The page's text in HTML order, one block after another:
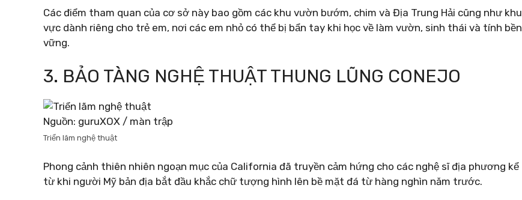
Các điểm tham quan của cơ sở này bao gồm các khu vườn bướm, chim và Địa Trung Hải cũng như khu
vực dành riêng cho trẻ em, nơi các em nhỏ có thể bị bẩn tay khi học về làm vườn, sinh thái và tính bền
vững.
3. BẢO TÀNG NGHỆ THUẬT THUNG LŨNG CONEJO
Nguồn: guruXOX / màn trập
Triển lãm nghệ thuật
Phong cảnh thiên nhiên ngoạn mục của California đã truyền cảm hứng cho các nghệ sĩ địa phương kể
từ khi người Mỹ bản địa bắt đầu khắc chữ tượng hình lên bề mặt đá từ hàng nghìn năm trước.